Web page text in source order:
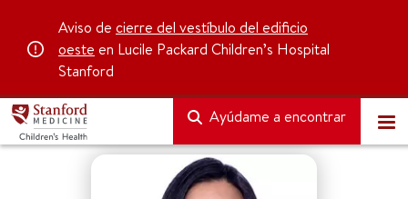
Aviso de cierre del vestíbulo del edificio
oeste en Lucile Packard Children’s Hospital
Stanford
Ayúdame a encontrar